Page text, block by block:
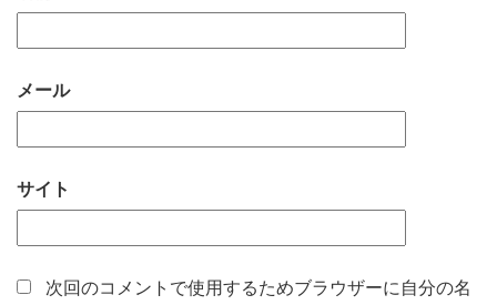
メール
サイト
次回のコメントで使用するためブラウザーに自分の名